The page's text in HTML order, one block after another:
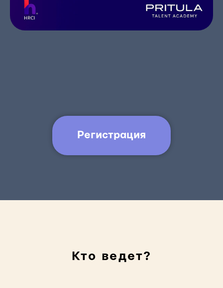
Регистрация
Кто ведет?